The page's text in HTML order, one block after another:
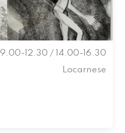
9.00-12.30 / 14.00-16.30
Locarnese